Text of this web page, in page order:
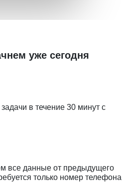
уже сегодня
в течение 30 минут с
все данные от предыдущего
только номер телефона